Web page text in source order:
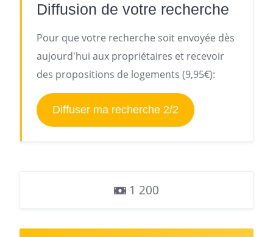
Diffusion de votre recherche
Pour que votre recherche soit envoyée dès
aujourd'hui aux propriétaires et recevoir
des propositions de logements (9,95€):
Diffuser ma recherche 2/2
1 200